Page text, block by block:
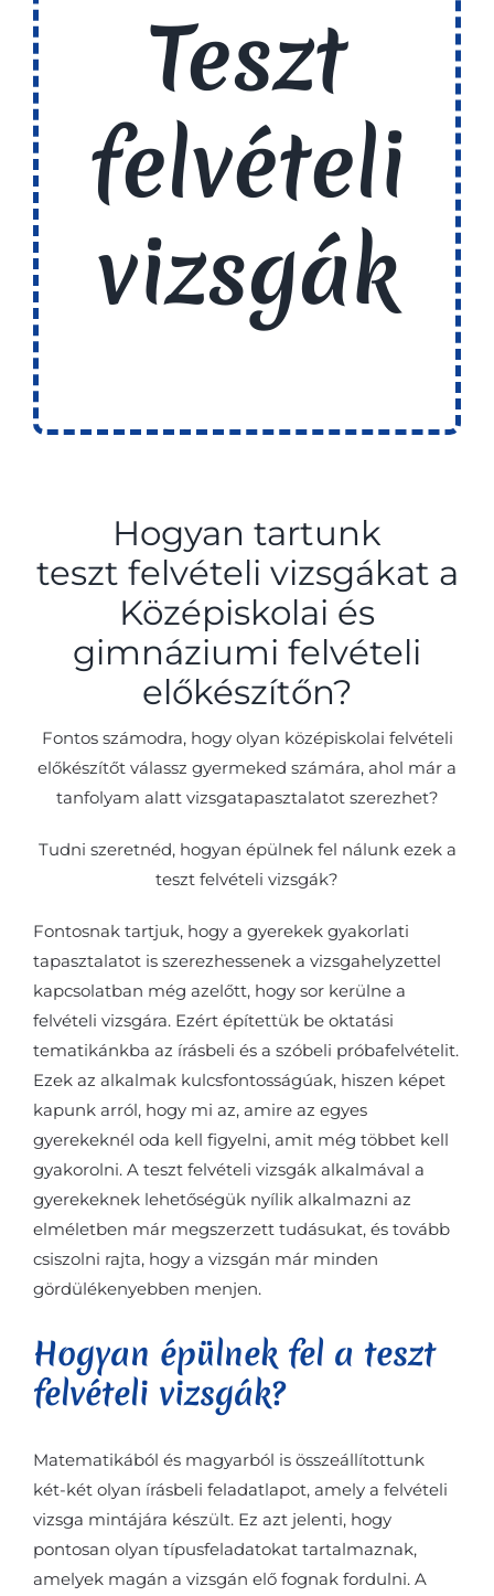
Teszt
felvételi
vizsgák
Hogyan tartunk
teszt felvételi vizsgákat a
Középiskolai és
gimnáziumi felvételi
előkészítőn?
Fontos számodra, hogy olyan középiskolai felvételi
előkészítőt válassz gyermeked számára, ahol már a
tanfolyam alatt vizsgatapasztalatot szerezhet?
Tudni szeretnéd, hogyan épülnek fel nálunk ezek a
teszt felvételi vizsgák?
Fontosnak tartjuk, hogy a gyerekek gyakorlati
tapasztalatot is szerezhessenek a vizsgahelyzettel
kapcsolatban még azelőtt, hogy sor kerülne a
felvételi vizsgára. Ezért építettük be oktatási
tematikánkba az írásbeli és a szóbeli próbafelvételit.
Ezek az alkalmak kulcsfontosságúak, hiszen képet
kapunk arról, hogy mi az, amire az egyes
gyerekeknél oda kell figyelni, amit még többet kell
gyakorolni. A teszt felvételi vizsgák alkalmával a
gyerekeknek lehetőségük nyílik alkalmazni az
elméletben már megszerzett tudásukat, és tovább
csiszolni rajta, hogy a vizsgán már minden
gördülékenyebben menjen.
Hogyan épülnek fel a teszt
felvételi vizsgák?
Matematikából és magyarból is összeállítottunk
két-két olyan írásbeli feladatlapot, amely a felvételi
vizsga mintájára készült. Ez azt jelenti, hogy
pontosan olyan típusfeladatokat tartalmaznak,
amelyek magán a vizsgán elő fognak fordulni. A